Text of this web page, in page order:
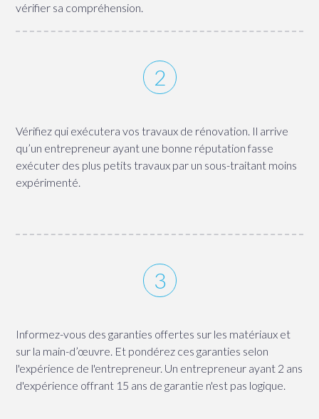
vérifier sa compréhension.
Vérifiez qui exécutera vos travaux de rénovation. Il arrive
qu’un entrepreneur ayant une bonne réputation fasse
exécuter des plus petits travaux par un sous-traitant moins
expérimenté.
Informez-vous des garanties offertes sur les matériaux et
sur la main-d’œuvre. Et pondérez ces garanties selon
l'expérience de l'entrepreneur. Un entrepreneur ayant 2 ans
d'expérience offrant 15 ans de garantie n'est pas logique.